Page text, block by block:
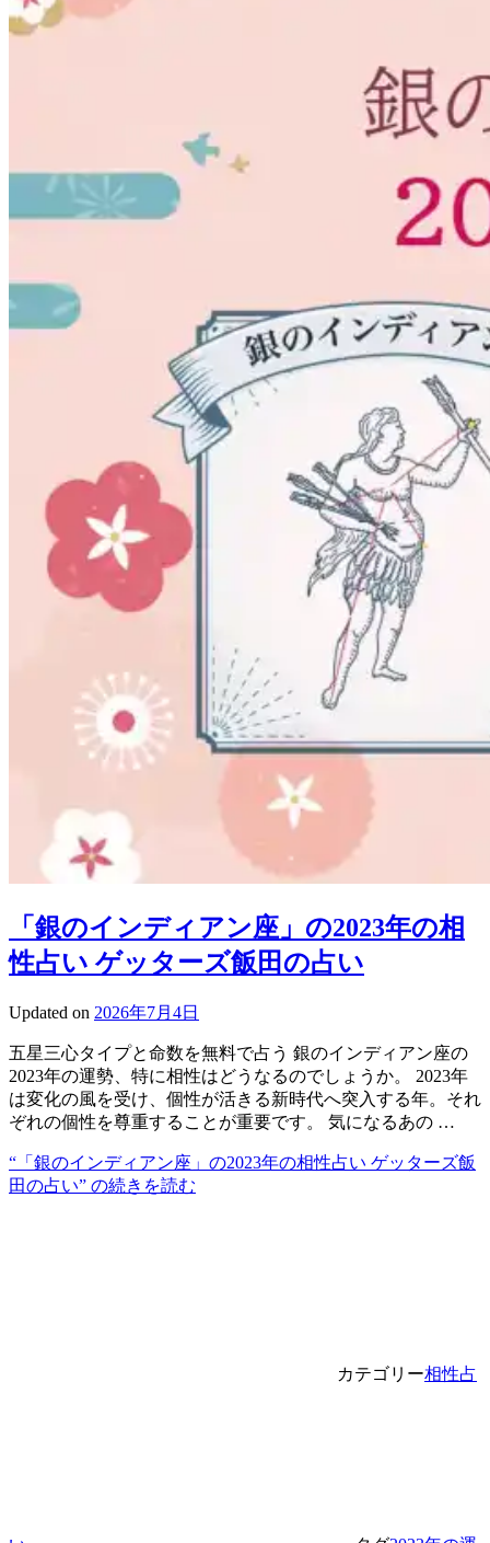
「銀のインディアン座」の2023年の相
性占い ゲッターズ飯田の占い
Updated on 2026年7月4日
五星三心タイプと命数を無料で占う 銀のインディアン座の
2023年の運勢、特に相性はどうなるのでしょうか。 2023年
は変化の風を受け、個性が活きる新時代へ突入する年。それ
ぞれの個性を尊重することが重要です。 気になるあの …
“「銀のインディアン座」の2023年の相性占い ゲッターズ飯
田の占い” の続きを読む
カテゴリー相性占